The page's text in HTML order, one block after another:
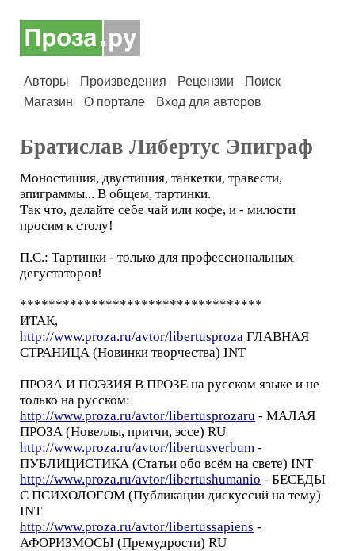
Авторы Произведения Рецензии
Поиск
Магазин
О портале Вход для авторов
Братислав Либертус Эпиграф
Моностишия, двустишия, танкетки, травести,
эпиграммы... В общем, тартинки.
Так что, делайте себе чай или кофе, и - милости
просим к столу!
П.С.: Тартинки - только для профессиональных
дегустаторов!
**********************************
ИТАК,
http://www.proza.ru/avtor/libertusproza ГЛАВНАЯ
СТРАНИЦА (Новинки творчества) INT
ПРОЗА И ПОЭЗИЯ В ПРОЗЕ на русском языке и не
только на русском:
http://www.proza.ru/avtor/libertusprozaru - МАЛАЯ
ПРОЗА (Новеллы, притчи, эссе) RU
http://www.proza.ru/avtor/libertusverbum -
ПУБЛИЦИСТИКА (Статьи обо всём на свете) INT
http://www.proza.ru/avtor/libertushumanio - БЕСЕДЫ
С ПСИХОЛОГОМ (Публикации дискуссий на тему)
INT
http://www.proza.ru/avtor/libertussapiens -
АФОРИЗМОСЫ (Премудрости) RU